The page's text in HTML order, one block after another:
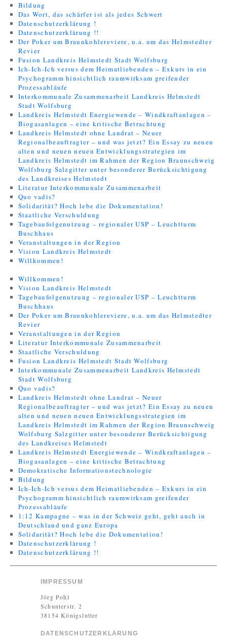
Bildung
Das Wort, das schärfer ist als jedes Schwert
Datenschutzerklärung !
Datenschutzerklärung !!
Der Poker um Braunkohlereviere, u.a. um das Helmstedter
Revier
Fusion Landkreis Helmstedt Stadt Wolfsburg
Ich-Ich-Ich versus dem Heimatliebenden – Exkurs in ein
Psychogramm hinsichtlich raumwirksam greifender
Prozessabläufe
Interkommunale Zusammenarbeit Landkreis Helmstedt
Stadt Wolfsburg
Landkreis Helmstedt Energiewende – Windkraftanlagen –
Biogasanlagen – eine kritische Betrachtung
Landkreis Helmstedt ohne Landrat – Neuer
Regionalbeauftragter – und was jetzt? Ein Essay zu neuen
alten und neuen neuen Entwicklungsstrategien im
Landkreis Helmstedt im Rahmen der Region Braunschweig
Wolfsburg Salzgitter unter besonderer Berücksichtigung
des Landkreises Helmstedt
Literatur Interkommunale Zusammenarbeit
Quo vadis?
Solidarität? Hoch lebe die Dokumentation!
Staatliche Verschuldung
Tagebaufolgenutzung – regionaler USP – Leuchtturm
Buschhaus
Veranstaltungen in der Region
Vision Landkreis Helmstedt
Willkommen!
Willkommen!
Vision Landkreis Helmstedt
Tagebaufolgenutzung – regionaler USP – Leuchtturm
Buschhaus
Der Poker um Braunkohlereviere, u.a. um das Helmstedter
Revier
Veranstaltungen in der Region
Literatur Interkommunale Zusammenarbeit
Staatliche Verschuldung
Fusion Landkreis Helmstedt Stadt Wolfsburg
Interkommunale Zusammenarbeit Landkreis Helmstedt
Stadt Wolfsburg
Quo vadis?
Landkreis Helmstedt ohne Landrat – Neuer
Regionalbeauftragter – und was jetzt? Ein Essay zu neuen
alten und neuen neuen Entwicklungsstrategien im
Landkreis Helmstedt im Rahmen der Region Braunschweig
Wolfsburg Salzgitter unter besonderer Berücksichtigung
des Landkreises Helmstedt
Landkreis Helmstedt Energiewende – Windkraftanlagen –
Biogasanlagen – eine kritische Betrachtung
Demokratische Informationstechnologie
Bildung
Ich-Ich-Ich versus dem Heimatliebenden – Exkurs in ein
Psychogramm hinsichtlich raumwirksam greifender
Prozessabläufe
1:12 Kampagne – was in der Schweiz geht, geht auch in
Deutschland und ganz Europa
Solidarität? Hoch lebe die Dokumentation!
Datenschutzerklärung !
Datenschutzerklärung !!
IMPRESSUM
Jörg Pohl
Schunterstr. 2
38154 Königslutter
DATENSCHUTZERKLÄRUNG